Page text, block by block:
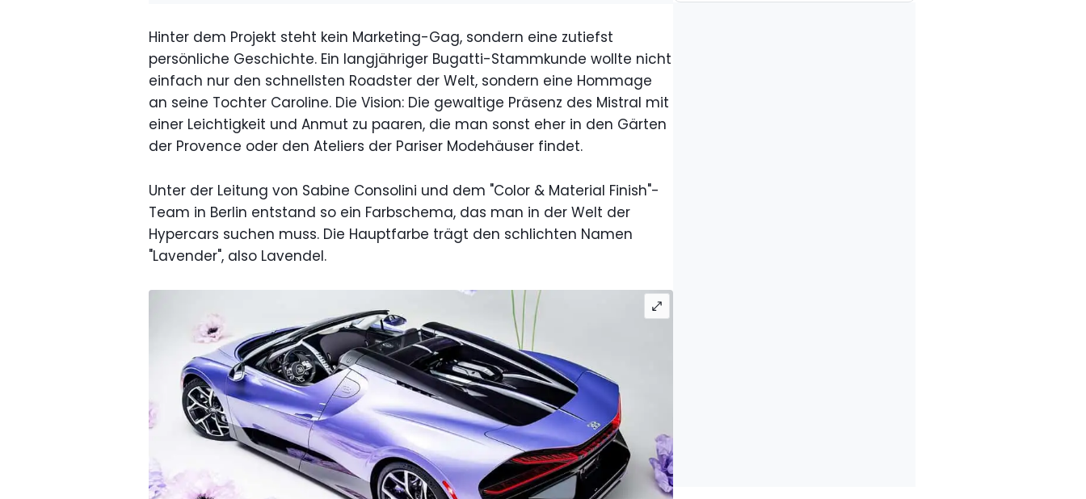
Hinter dem Projekt steht kein Marketing-Gag, sondern eine zutiefst
persönliche Geschichte. Ein langjähriger Bugatti-Stammkunde wollte nicht
einfach nur den schnellsten Roadster der Welt, sondern eine Hommage
an seine Tochter Caroline. Die Vision: Die gewaltige Präsenz des Mistral mit
einer Leichtigkeit und Anmut zu paaren, die man sonst eher in den Gärten
der Provence oder den Ateliers der Pariser Modehäuser findet.
Unter der Leitung von Sabine Consolini und dem "Color & Material Finish"-
Team in Berlin entstand so ein Farbschema, das man in der Welt der
Hypercars suchen muss. Die Hauptfarbe trägt den schlichten Namen
"Lavender", also Lavendel.